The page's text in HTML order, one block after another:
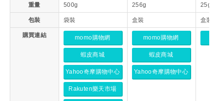
重量 500g 256g 25g x
包裝 袋裝 盒裝 盒裝
購買連結 momo購物網
蝦皮商城
Yahoo奇摩購物中心
Rakuten樂天市場
momo購物網
蝦皮商城
Yahoo奇摩購物中心